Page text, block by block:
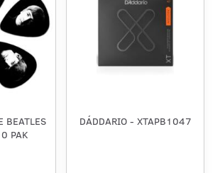
BEATLES
PAK
DÁDDARIO - XTAPB1047